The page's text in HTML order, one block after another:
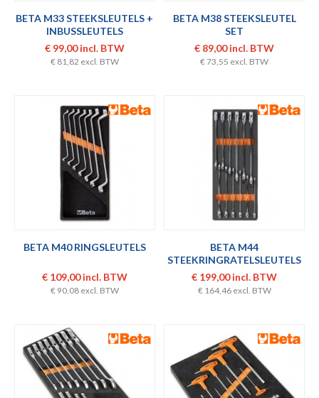
BETA M33 STEEKSLEUTELS +
INBUSSLEUTELS
€ 99,00 incl. BTW
€ 81,82 excl. BTW
BETA M38 STEEKSLEUTEL
SET
€ 89,00 incl. BTW
€ 73,55 excl. BTW
BETA M40 RINGSLEUTELS
€ 109,00 incl. BTW
€ 90,08 excl. BTW
BETA M44
STEEKRINGRATELSLEUTELS
€ 199,00 incl. BTW
€ 164,46 excl. BTW